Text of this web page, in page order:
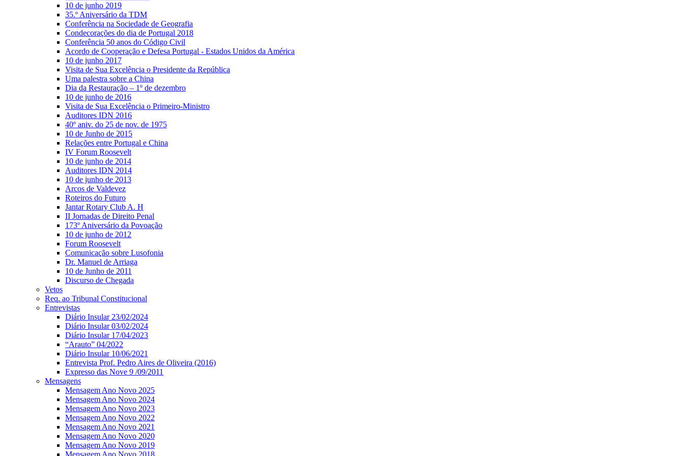
10 de junho 2019
35.º Aniversário da TDM
Conferência na Sociedade de Geografia
Condecorações do dia de Portugal 2018
Conferência 50 anos do Código Civil
Acordo de Cooperação e Defesa Portugal - Estados Unidos da América
10 de junho 2017
Visita de Sua Excelência o Presidente da República
Uma palestra sobre a China
Dia da Restauração – 1º de dezembro
10 de junho de 2016
Visita de Sua Excelência o Primeiro-Ministro
Auditores IDN 2016
40º aniv. do 25 de nov. de 1975
10 de Junho de 2015
Relações entre Portugal e China
IV Forum Roosevelt
10 de junho de 2014
Auditores IDN 2014
10 de junho de 2013
Arcos de Valdevez
Roteiros do Futuro
Jantar Rotary Club A. H
II Jornadas de Direito Penal
173º Aniversário da Povoação
10 de junho de 2012
Forum Roosevelt
Comunicação sobre Lusofonia
Dr. Manuel de Arriaga
10 de Junho de 2011
Discurso de Chegada
Vetos
Req. ao Tribunal Constitucional
Entrevistas
Diário Insular 23/02/2024
Diário Insular 03/02/2024
Diário Insular 17/04/2023
“Arauto” 04/2022
Diário Insular 10/06/2021
Entrevista Prof. Pedro Aires de Oliveira (2016)
Expresso das Nove 9 /09/2011
Mensagens
Mensagem Ano Novo 2025
Mensagem Ano Novo 2024
Mensagem Ano Novo 2023
Mensagem Ano Novo 2022
Mensagem Ano Novo 2021
Mensagem Ano Novo 2020
Mensagem Ano Novo 2019
Mensagem Ano Novo 2018